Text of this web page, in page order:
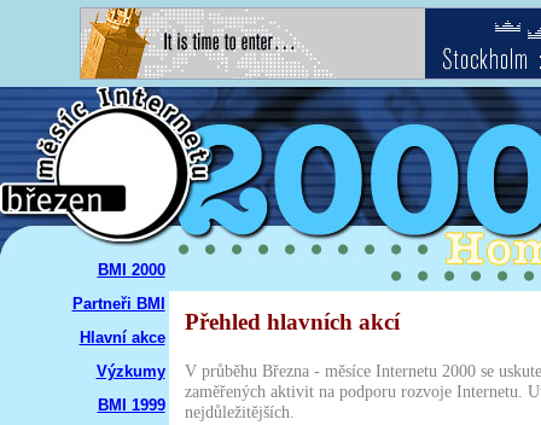
BMI 2000
Partneři BMI
Hlavní akce
Výzkumy
BMI 1999
Přehled hlavních akcí
V průběhu Března - měsíce Internetu 2000 se
zaměřených aktivit na podporu rozvoje Internetu.
nejdůležitějších.